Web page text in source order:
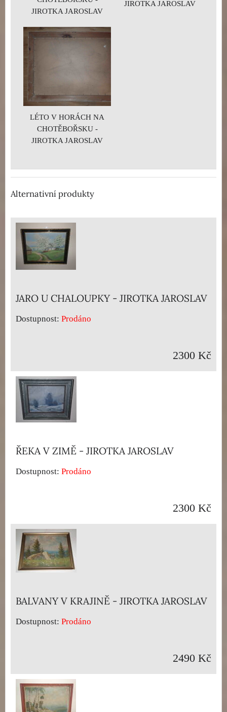
JIROTKA JAROSLAV
JIROTKA JAROSLAV
LÉTO V HORÁCH NA
CHOTĚBOŘSKU -
JIROTKA JAROSLAV
Alternativní produkty
JARO U CHALOUPKY - JIROTKA JAROSLAV
Dostupnost: Prodáno
2300 Kč
ŘEKA V ZIMĚ - JIROTKA JAROSLAV
Dostupnost: Prodáno
2300 Kč
BALVANY V KRAJINĚ - JIROTKA JAROSLAV
Dostupnost: Prodáno
2490 Kč